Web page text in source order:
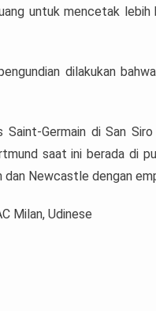
untuk mencetak
dilakukan
Saint-Germain di San
saat ini berada di
dan Newcastle dengan
Milan, Udinese